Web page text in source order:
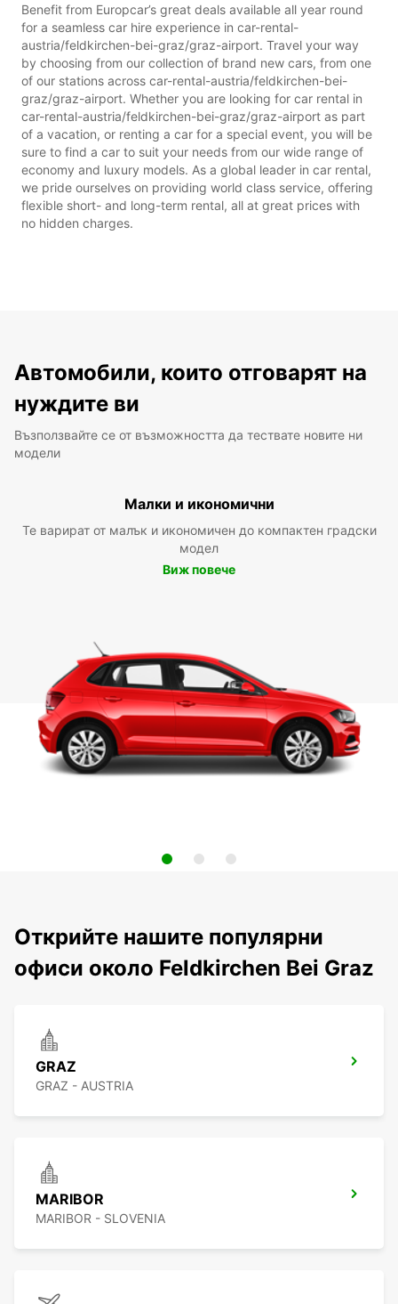
Benefit from Europcar’s great deals available all year round
for a seamless car hire experience in car-rental-
austria/feldkirchen-bei-graz/graz-airport. Travel your way
by choosing from our collection of brand new cars, from one
of our stations across car-rental-austria/feldkirchen-bei-
graz/graz-airport. Whether you are looking for car rental in
car-rental-austria/feldkirchen-bei-graz/graz-airport as part
of a vacation, or renting a car for a special event, you will be
sure to find a car to suit your needs from our wide range of
economy and luxury models. As a global leader in car rental,
we pride ourselves on providing world class service, offering
flexible short- and long-term rental, all at great prices with
no hidden charges.
Автомобили, които отговарят на
нуждите ви
Възползвайте се от възможността да тествате новите ни
модели
Малки и икономични
Те варират от малък и икономичен до компактен градски
модел
Виж повече
Открийте нашите популярни
офиси около Feldkirchen Bei Graz
GRAZ
GRAZ - AUSTRIA
MARIBOR
MARIBOR - SLOVENIA